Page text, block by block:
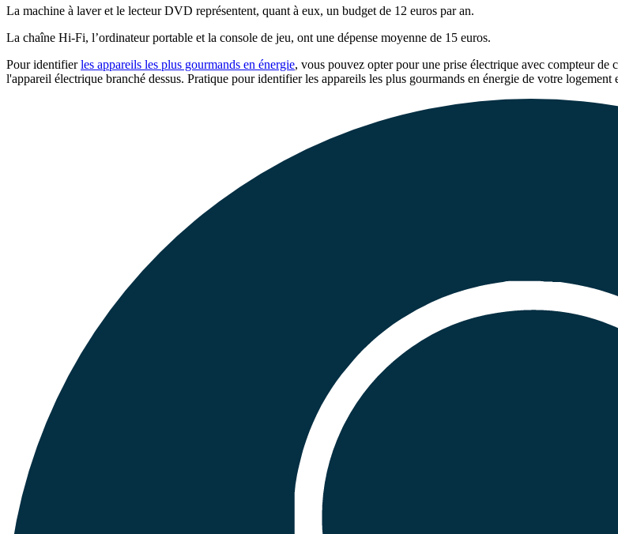
La machine à laver et le lecteur DVD représentent, quant à eux, un budget de 12 euros par an.
La chaîne Hi-Fi, l’ordinateur portable et la console de jeu, ont une dépense moyenne de 15 euros.
Pour identifierles appareils les plus gourmands en énergie, vous pouvez opter pour une prise électrique avec compteur
l'appareil électrique branché dessus. Pratique pour identifier les appareils les plus gourmands en énergie de votre